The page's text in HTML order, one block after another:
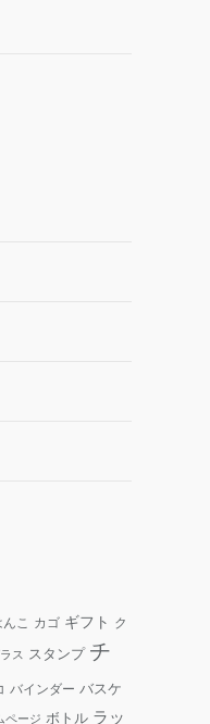
んこ カゴ ギフト ク
ス スタンプ チ
バインダー バスケ
ページ ボトル ラッ